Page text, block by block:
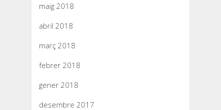
maig 2018
abril 2018
març 2018
febrer 2018
gener 2018
desembre 2017